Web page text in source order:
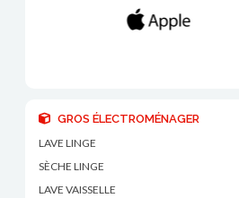
GROS ÉLECTROMÉNAGER
LAVE LINGE
SÈCHE LINGE
LAVE VAISSELLE